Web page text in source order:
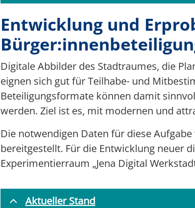
Entwicklung und
Digitale Abbilder des Stadtraumes, die
eignen sich gut für Teilhabe- und
Beteiligungsformate können damit
werden. Ziel ist es, mit modernen und
Die notwendigen Daten für diese
bereitgestellt. Für die Entwicklung neuer
Experimentierraum „Jena Digital
Aktueller Stand